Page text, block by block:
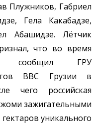
Плужников, Габриел
Гела Какабадзе,
Абашидзе. Лётчик
что во время
сообщил ГРУ
ВВС Грузии в
чего российская
зажигательными
уникального